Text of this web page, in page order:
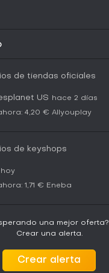
de tiendas oficiales
US
hace 2 días
4,20 € Allyouplay
de keyshops
hoy
1,71 € Eneba
una mejor oferta?
Crear una alerta.
Crear alerta